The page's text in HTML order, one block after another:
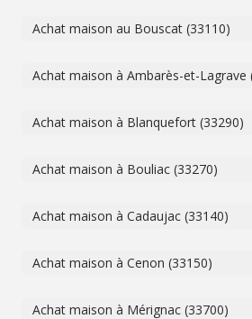
Achat maison au Bouscat (33110)
Achat maison à Ambarès-et-Lagrave
Achat maison à Blanquefort (33290)
Achat maison à Bouliac (33270)
Achat maison à Cadaujac (33140)
Achat maison à Cenon (33150)
Achat maison à Mérignac (33700)